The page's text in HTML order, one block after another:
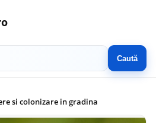
Caută
si colonizare in gradina